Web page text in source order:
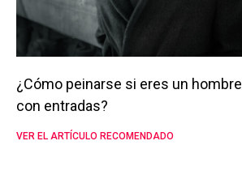
¿Cómo peinarse si eres un hombre
con entradas?
VER EL ARTÍCULO RECOMENDADO